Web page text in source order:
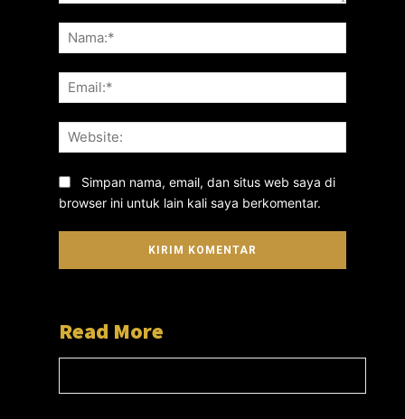
Simpan nama, email, dan situs web saya di
browser ini untuk lain kali saya berkomentar.
Read More